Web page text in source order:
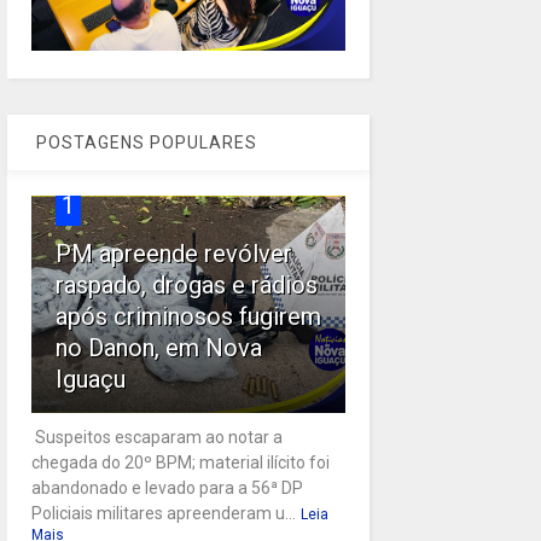
POSTAGENS POPULARES
1
PM apreende revólver
raspado, drogas e rádios
após criminosos fugirem
no Danon, em Nova
Iguaçu
Suspeitos escaparam ao notar a
chegada do 20º BPM; material ilícito foi
abandonado e levado para a 56ª DP
Policiais militares apreenderam u...
Leia
Mais